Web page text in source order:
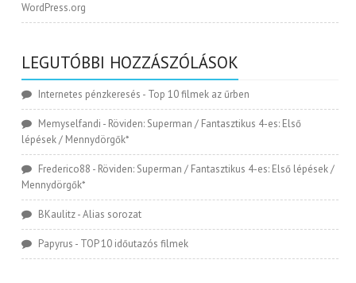
WordPress.org
LEGUTÓBBI HOZZÁSZÓLÁSOK
Internetes pénzkeresés - Top 10 filmek az űrben
Memyselfandi - Röviden: Superman / Fantasztikus 4-es: Első
lépések / Mennydörgők*
Frederico88 - Röviden: Superman / Fantasztikus 4-es: Első lépések /
Mennydörgők*
BKaulitz-Alias sorozat
Papyrus - TOP 10 időutazós filmek